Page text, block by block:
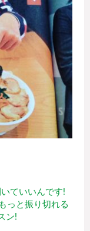
ていいんです!
っと振り切れる
ン!